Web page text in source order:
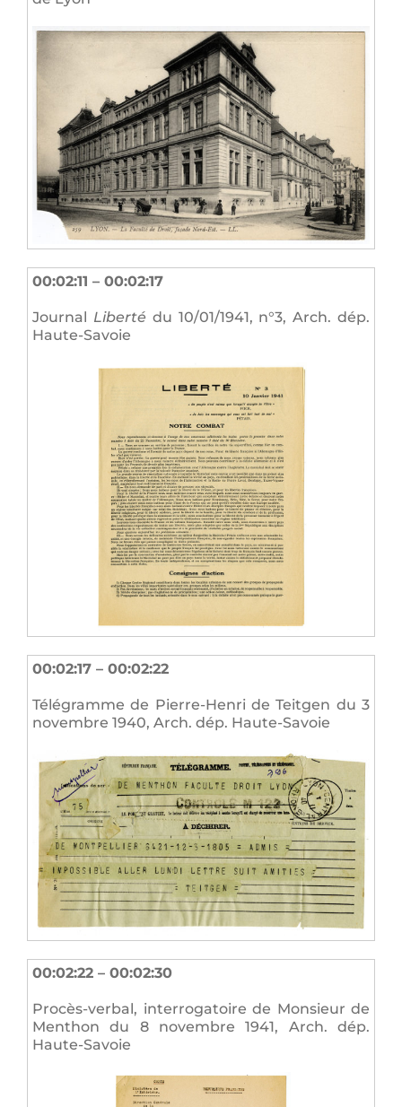
00:02:11 – 00:02:17
Journal Liberté du 10/01/1941, n°3, Arch. dép.
Haute-Savoie
00:02:17 – 00:02:22
Télégramme de Pierre-Henri de Teitgen du 3
novembre 1940, Arch. dép. Haute-Savoie
00:02:22 – 00:02:30
Procès-verbal, interrogatoire de Monsieur de
Menthon du 8 novembre 1941, Arch. dép.
Haute-Savoie